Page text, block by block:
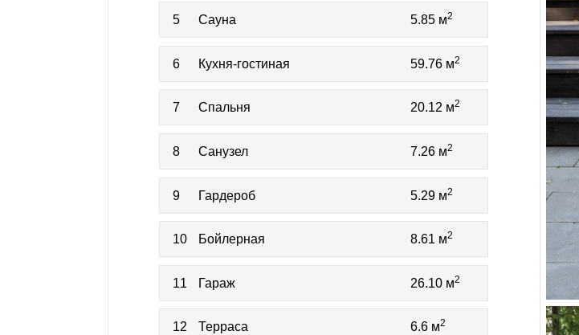
5 Сауна 5.85 м2
6 Кухня-гостиная 59.76 м2
7 Спальня 20.12 м2
8 Санузел 7.26 м2
9 Гардероб 5.29 м2
10 Бойлерная 8.61 м2
11 Гараж 26.10 м2
12 Терраса 6.6 м2